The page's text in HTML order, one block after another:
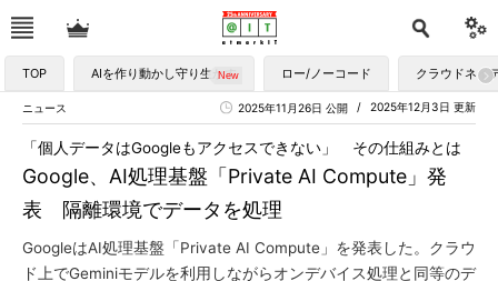
TOP AIを作り動かし守り生かす ロー/ノーコード クラウドネイ
ニュース 2025年12月3日 更新
2025年11月26日 公開
Google、AI処理基盤「Private AI Compute」発
表 隔離環境でデータを処理
「個人データはGoogleもアクセスできない」 その仕組みとは
GoogleはAI処理基盤「Private AI Compute」を発表した。クラウ
ド上でGeminiモデルを利用しながらオンデバイス処理と同等のデ